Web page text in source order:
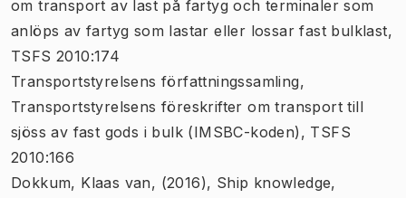
om transport av last på fartyg och terminaler som
anlöps av fartyg som lastar eller lossar fast bulklast,
TSFS 2010:174
Transportstyrelsens författningssamling,
Transportstyrelsens föreskrifter om transport till
sjöss av fast gods i bulk (IMSBC-koden), TSFS
2010:166
Dokkum, Klaas van, (2016), Ship knowledge,